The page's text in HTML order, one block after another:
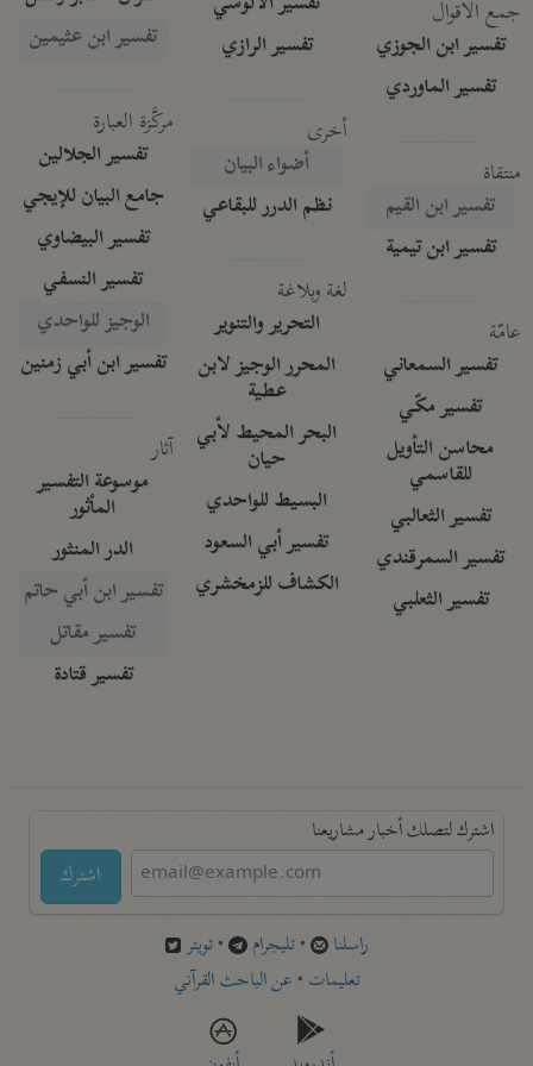
جمع الأقوال
تفسير ابن الجوزي
تفسير الماوردي
منتقاة
تفسير ابن القيم
تفسير ابن تيمية
عامّة
تفسير السمعاني
تفسير مكّي
محاسن التأويل
للقاسمي
تفسير الثعالبي
تفسير السمرقندي
تفسير الثعلبي
تفسير الرازي
أخرى
أضواء البيان
نظم الدرر للبقاعي
لغة وبلاغة
التحرير والتنوير
المحرر الوجيز لابن
عطية
البحر المحيط لأبي
حيان
البسيط للواحدي
تفسير أبي السعود
الكشاف للزمخشري
تفسير ابن عثيمين
مركَّزة العبارة
تفسير الجلالين
جامع البيان للإيجي
تفسير البيضاوي
تفسير النسفي
الوجيز للواحدي
تفسير ابن أبي زمنين
آثار
موسوعة التفسير
المأثور
الدر المنثور
تفسير ابن أبي حاتم
تفسير مقاتل
تفسير قتادة
اشترك لتصلك أخبار مشاريعنا
اشترك
راسلنا •تليجرام •تويتر
تعليمات •عن الباحث القرآني